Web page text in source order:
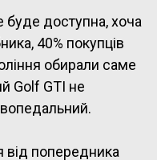
буде доступна, хоча
40% покупців
обирали саме
Golf GTI не
від попередника